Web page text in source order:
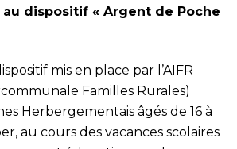
au dispositif « Argent de Poche
mis en place par l’AIFR
Familles Rurales)
Herbergementais âgés de 16 à
au cours des vacances scolaires